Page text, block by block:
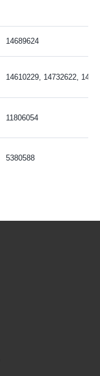
14689624
14610229, 14732622,
11806054
5380588